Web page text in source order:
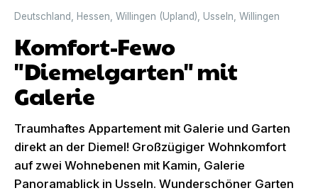
Deutschland Hessen Willingen (Upland) Usseln Willingen
Komfort-Fewo
"Diemelgarten" mit
Galerie
Traumhaftes Appartement mit Galerie und Garten
direkt an der Diemel! Großzügiger Wohnkomfort
auf zwei Wohnebenen mit Kamin, Galerie
Panoramablick in Usseln. Wunderschöner Garten